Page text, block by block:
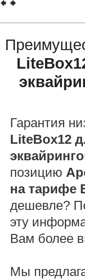
🠸 🠺
Гарантия
LiteBox12
позицию
на тарифе
дешевле?
эту
Вам более
Мы